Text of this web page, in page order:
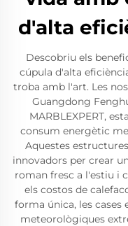
d'alta
Descobriu els
cúpula d'alta
troba amb l'art. Les
Guangdong
MARBLEXPERT,
consum energètic
Aquestes
innovadors per crear
roman fresc a l'estiu i
els costos de
forma única, les cases
meteorològiques